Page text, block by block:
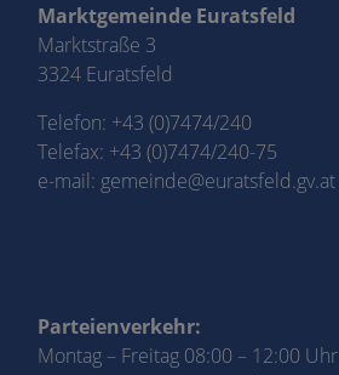
Marktgemeinde Euratsfeld
Marktstraße 3
3324 Euratsfeld
Telefon: +43 (0)7474/240
Telefax: +43 (0)7474/240-75
e-mail: gemeinde@euratsfeld.gv.at
Parteienverkehr:
Montag – Freitag 08:00 – 12:00 Uhr